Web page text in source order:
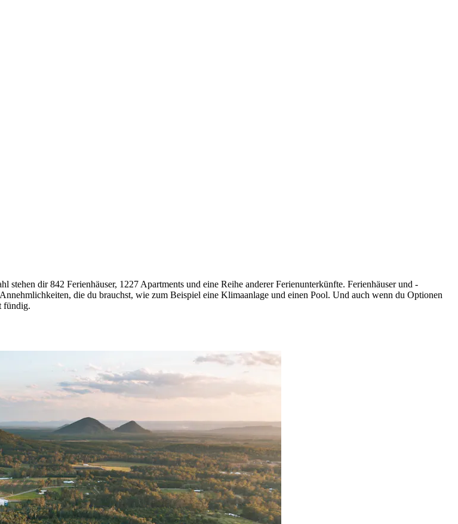
dir 842 Ferienhäuser, 1227 Apartments und eine Reihe anderer Ferienunterkünfte. Ferienhäuser und -
die du brauchst, wie zum Beispiel eine Klimaanlage und einen Pool. Und auch wenn du Optionen
fündig.